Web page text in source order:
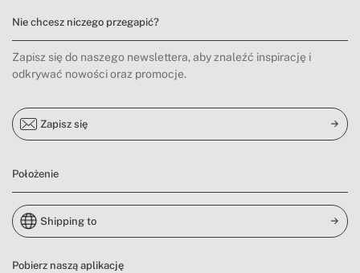
Nie chcesz niczego przegapić?
Zapisz się do naszego newslettera, aby znaleźć inspirację i
odkrywać nowości oraz promocje.
Zapisz się
Położenie
Shipping to
Pobierz naszą aplikację